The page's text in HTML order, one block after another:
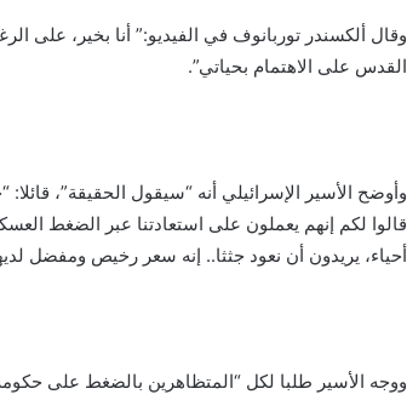
وقال ألكسندر توربانوف في الفيديو:” أنا بخير،
القدس على الاهتمام بحياتي”.
وأوضح الأسير الإسرائيلي أنه “سيقول الحقيقة”،
قالوا لكم إنهم يعملون على استعادتنا عبر الضغط
أحياء، يريدون أن نعود جثثا.. إنه سعر رخيص ومفضل
ووجه الأسير طلبا لكل “المتظاهرين بالضغط على حكومة